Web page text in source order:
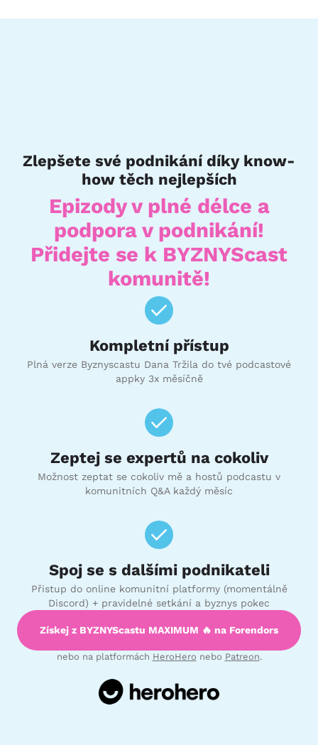
Zlepšete své podnikání díky know-
how těch nejlepších
Epizody v plné délce a
podpora v podnikání!
Přidejte se k BYZNYScast
komunitě!
Kompletní přístup
Plná verze Byznyscastu Dana Tržila do tvé podcastové
appky 3x měsíčně
Zeptej se expertů na cokoliv
Možnost zeptat se cokoliv mě a hostů podcastu v
komunitních Q&A každý měsíc
Spoj se s dalšími podnikateli
Přistup do online komunitní platformy (momentálně
Discord) + pravidelné setkání a byznys pokec
Získej z BYZNYScastu MAXIMUM 🔥 na Forendors
nebo na platformách HeroHero nebo Patreon.